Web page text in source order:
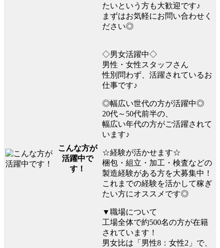
たいという方も大歓迎です♪
まずはお気軽にお問い合わせく
ださい◎
こんな方が
活躍中で
す！
◇男女活躍中◇
男性・女性スタッフさん
性別問わず、活躍されているお
仕事です♪
◎幅広い世代の方が活躍中◎
20代～50代前半の、
幅広い年代の方がご活躍されて
います♪
☆経験が活かせます☆
梱包・組立・加工・検査などの
製造経験がある方を大募集中！
これまでの経験を活かして稼ぎ
たい方にオススメです◎
▼職場について
工場全体で約500名の方が在籍
されています！
男女比は「男性8：女性2」で、